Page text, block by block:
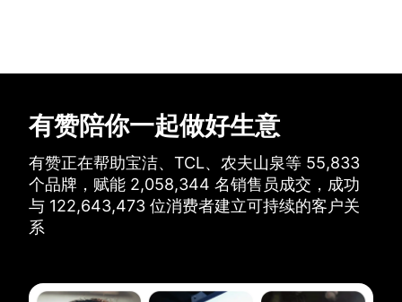
有赞陪你一起做好生意
有赞正在帮助宝洁、TCL、农夫山泉等 55,833
个品牌， 赋能 2,058,344 名销售员成交， 成功
与 122,643,473 位消费者建立可持续的客户关
系